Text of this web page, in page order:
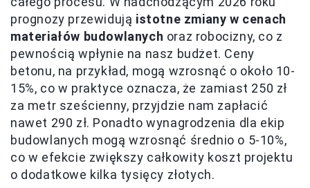
prognozy przewidują istotne zmiany w cenach
materiałów budowlanych oraz robocizny, co z
pewnością wpłynie na nasz budżet. Ceny
betonu, na przykład, mogą wzrosnąć o około 10-
15%, co w praktyce oznacza, że zamiast 250 zł
za metr sześcienny, przyjdzie nam zapłacić
nawet 290 zł. Ponadto wynagrodzenia dla ekip
budowlanych mogą wzrosnąć średnio o 5-10%,
co w efekcie zwiększy całkowity koszt projektu
o dodatkowe kilka tysięcy złotych.